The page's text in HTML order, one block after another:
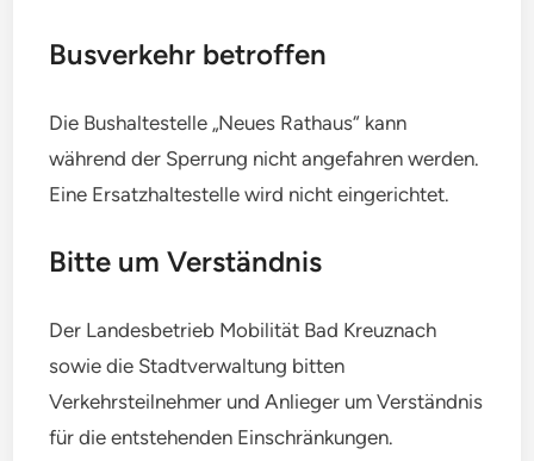
Busverkehr betroffen
Die Bushaltestelle „Neues Rathaus“ kann
während der Sperrung nicht angefahren werden.
Eine Ersatzhaltestelle wird nicht eingerichtet.
Bitte um Verständnis
Der Landesbetrieb Mobilität Bad Kreuznach
sowie die Stadtverwaltung bitten
Verkehrsteilnehmer und Anlieger um Verständnis
für die entstehenden Einschränkungen.